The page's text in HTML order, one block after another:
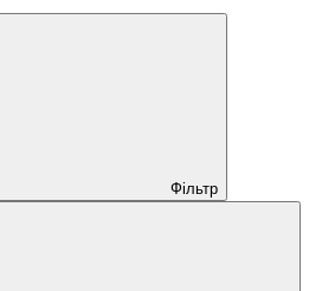
Фільтр